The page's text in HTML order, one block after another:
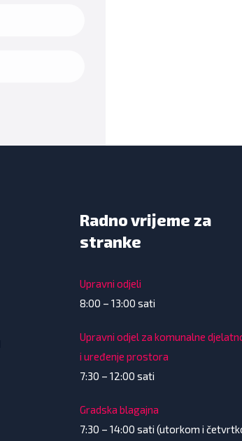
Radno vrijeme za
stranke
Upravni odjeli
8:00 – 13:00 sati
Upravni odjel za komunalne
i uređenje prostora
7:30 – 12:00 sati
Gradska blagajna
7:30 – 14:00 sati (utorkom i